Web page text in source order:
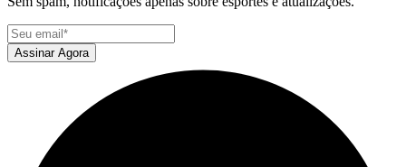
Assinar Agora